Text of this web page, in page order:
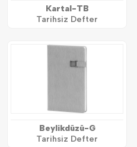
Kartal-TB
Tarihsiz Defter
Beylikdüzü-G
Tarihsiz Defter